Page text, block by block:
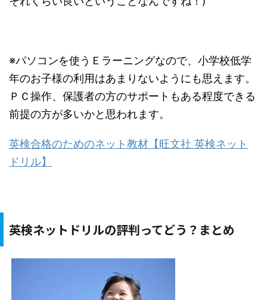
※パソコンを使うＥラーニングなので、小学校低学
年のお子様の利用はあまりないようにも思えます。
ＰＣ操作、保護者の方のサポートもある程度できる
前提の方が多いかと思われます。
英検合格のためのネット教材【旺文社 英検ネット
ドリル】
英検ネットドリルの評判ってどう？まとめ